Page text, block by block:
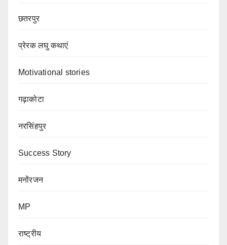
छतरपुर
प्रेरक लघु कथाएं
Motivational stories
गढ़ाकोटा
नरसिंहपुर
Success Story
मनोंरजन
MP
राष्ट्रीय